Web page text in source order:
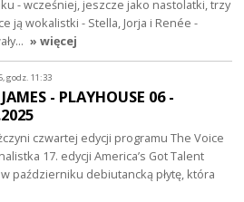
- wcześniej, jeszcze jako nastolatki, trzy
ją wokalistki - Stella, Jorja i Renée -
» więcej
godz. 11:33
- PLAYHOUSE 06 -
czwartej edycji programu The Voice
17. edycji America’s Got Talent
w październiku debiutancką płytę, która